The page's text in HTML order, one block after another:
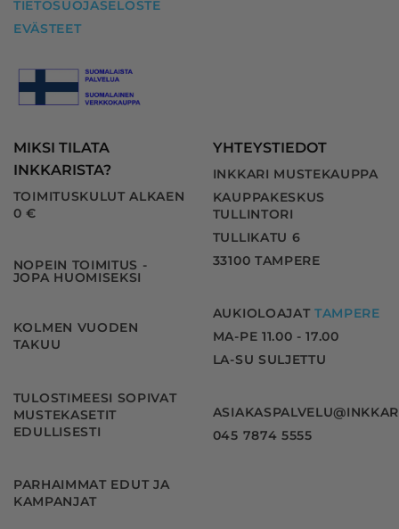
TIETOSUOJASELOSTE
EVÄSTEET
MIKSI TILATA
INKKARISTA?
TOIMITUSKULUT ALKAEN
0 €
NOPEIN TOIMITUS -
JOPA HUOMISEKSI
KOLMEN VUODEN
TAKUU
TULOSTIMEESI SOPIVAT
MUSTEKASETIT
EDULLISESTI
PARHAIMMAT EDUT JA
KAMPANJAT
YHTEYSTIEDOT
INKKARI MUSTEKAUPPA
KAUPPAKESKUS
TULLINTORI
TULLIKATU 6
33100 TAMPERE
AUKIOLOAJAT TAMPERE
MA-PE 11.00 - 17.00
LA-SU SULJETTU
045 7874 5555